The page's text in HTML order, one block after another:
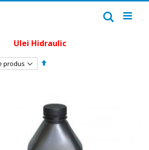
Căutare
Ulei Hidraulic
Setați